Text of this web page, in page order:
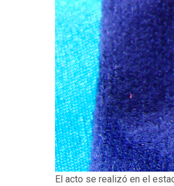
El acto se realizó en el